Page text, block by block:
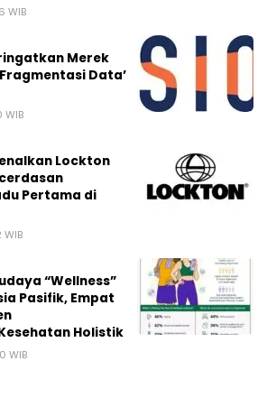
WIB
Merek
Data’
WIB
Lockton
Pertama di
“Wellness”
Pasifik, Empat
Holistik
WIB